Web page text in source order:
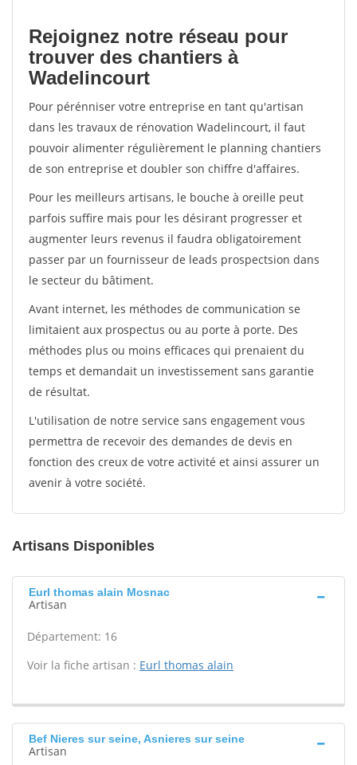
Rejoignez notre réseau pour
trouver des chantiers à
Wadelincourt
Pour pérénniser votre entreprise en tant qu'artisan
dans les travaux de rénovation Wadelincourt, il faut
pouvoir alimenter régulièrement le planning chantiers
de son entreprise et doubler son chiffre d'affaires.
Pour les meilleurs artisans, le bouche à oreille peut
parfois suffire mais pour les désirant progresser et
augmenter leurs revenus il faudra obligatoirement
passer par un fournisseur de leads prospectsion dans
le secteur du bâtiment.
Avant internet, les méthodes de communication se
limitaient aux prospectus ou au porte à porte. Des
méthodes plus ou moins efficaces qui prenaient du
temps et demandait un investissement sans garantie
de résultat.
L'utilisation de notre service sans engagement vous
permettra de recevoir des demandes de devis en
fonction des creux de votre activité et ainsi assurer un
avenir à votre société.
Artisans Disponibles
Eurl thomas alain Mosnac
Artisan
Département: 16
Voir la fiche artisan : Eurl thomas alain
Bef Nieres sur seine, Asnieres sur seine
Artisan